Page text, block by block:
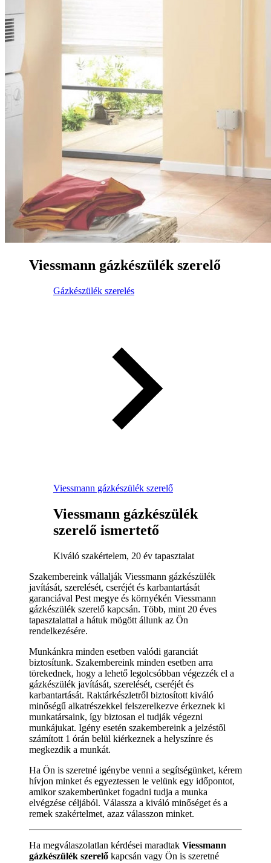
Viessmann gázkészülék szerelő
Gázkészülék szerelés
Viessmann gázkészülék szerelő
Viessmann gázkészülék
szerelő ismertető
Kiváló szakértelem, 20 év tapasztalat
Szakembereink vállalják Viessmann gázkészülék
javítását, szerelését, cseréjét és karbantartását
garanciával Pest megye és környékén Viessmann
gázkészülék szerelő kapcsán. Több, mint 20 éves
tapasztalattal a hátuk mögött állunk az Ön
rendelkezésére.
Munkánkra minden esetben valódi garanciát
biztosítunk. Szakembereink minden esetben arra
törekednek, hogy a lehető legolcsóbban végezzék el a
gázkészülék javítását, szerelését, cseréjét és
karbantartását. Raktárkészletről biztosított kiváló
minőségű alkatrészekkel felszerelkezve érkeznek ki
munkatársaink, így biztosan el tudják végezni
munkájukat. Igény esetén szakembereink a jelzéstől
számított 1 órán belül kiérkeznek a helyszínre és
megkezdik a munkát.
Ha Ön is szeretné igénybe venni a segítségünket, kérem
hívjon minket és egyeztessen le velünk egy időpontot,
amikor szakemberünket fogadni tudja a munka
elvégzése céljából. Válassza a kiváló minőséget és a
remek szakértelmet, azaz válasszon minket.
Ha megválaszolatlan kérdései maradtak Viessmann
gázkészülék szerelő kapcsán vagy Ön is szeretné